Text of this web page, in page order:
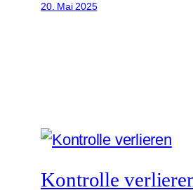
20. Mai 2025
Kontrolle